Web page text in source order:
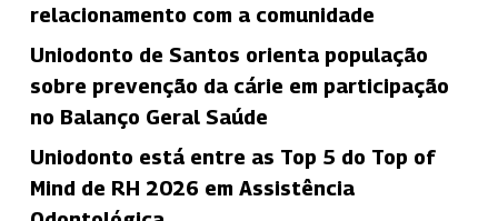
relacionamento com a comunidade
Uniodonto de Santos orienta população
sobre prevenção da cárie em participação
no Balanço Geral Saúde
Uniodonto está entre as Top 5 do Top of
Mind de RH 2026 em Assistência